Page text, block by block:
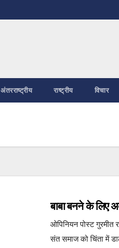
अंतरराष्ट्रीय राष्ट्रीय विचार
बाबा बनने के लिए
ओपिनियन पोस्‍ट गुरमीत
संत समाज को चिंता में